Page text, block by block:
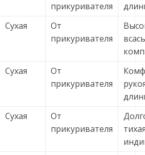
прикуривателя
Сухая
От
прикуривателя
Сухая
От
прикуривателя
Сухая
От
прикуривателя